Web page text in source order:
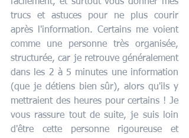
trucs et astuces pour ne plus courir
après l'information. Certains me voient
comme une personne très organisée,
structurée, car je retrouve généralement
dans les 2 à 5 minutes une information
(que je détiens bien sûr), alors qu'ils y
mettraient des heures pour certains ! Je
vous rassure tout de suite, je suis loin
d'être cette personne rigoureuse et